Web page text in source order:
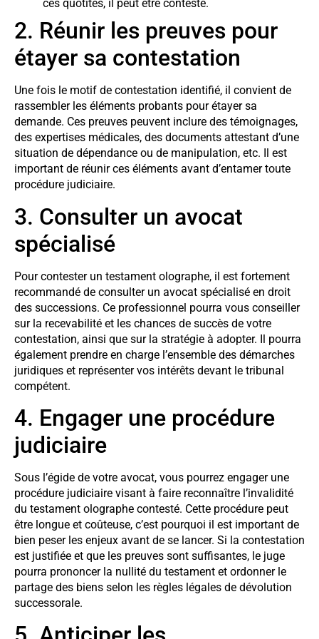
ces quotités, il peut être contesté.
2. Réunir les preuves pour
étayer sa contestation
Une fois le motif de contestation identifié, il convient de
rassembler les éléments probants pour étayer sa
demande. Ces preuves peuvent inclure des témoignages,
des expertises médicales, des documents attestant d’une
situation de dépendance ou de manipulation, etc. Il est
important de réunir ces éléments avant d’entamer toute
procédure judiciaire.
3. Consulter un avocat
spécialisé
Pour contester un testament olographe, il est fortement
recommandé de consulter un avocat spécialisé en droit
des successions. Ce professionnel pourra vous conseiller
sur la recevabilité et les chances de succès de votre
contestation, ainsi que sur la stratégie à adopter. Il pourra
également prendre en charge l’ensemble des démarches
juridiques et représenter vos intérêts devant le tribunal
compétent.
4. Engager une procédure
judiciaire
Sous l’égide de votre avocat, vous pourrez engager une
procédure judiciaire visant à faire reconnaître l’invalidité
du testament olographe contesté. Cette procédure peut
être longue et coûteuse, c’est pourquoi il est important de
bien peser les enjeux avant de se lancer. Si la contestation
est justifiée et que les preuves sont suffisantes, le juge
pourra prononcer la nullité du testament et ordonner le
partage des biens selon les règles légales de dévolution
successorale.